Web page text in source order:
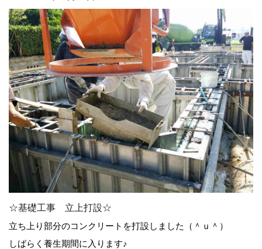
☆基礎工事 立上打設☆
立ち上り部分のコンクリートを打設しました（＾ｕ＾）
しばらく養生期間に入ります♪